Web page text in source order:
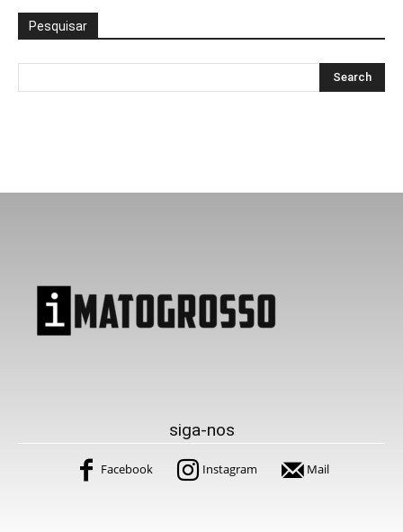
Pesquisar
siga-nos
Facebook Instagram Mail